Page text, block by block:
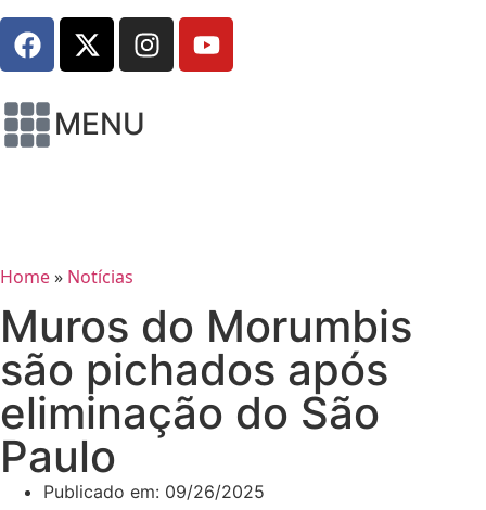
MENU
Home» Notícias
Muros do Morumbis
são pichados após
eliminação do São
Paulo
Publicado em: 09/26/2025